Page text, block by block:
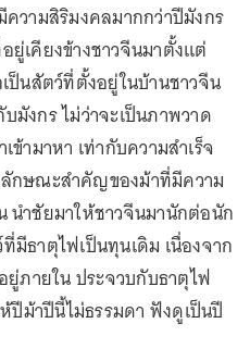
วามสิริมงคลมากกว่าปีมังกร
ยู่เคียงข้างชาวจีนมาตั้งแต่
ป็นสัตว์ที่ตั้งอยู่ในบ้านชาวจีน
มังกร ไม่ว่าจะเป็นภาพวาด
ข้ามาหา เท่ากับความสำเร็จ
กษณะสำคัญของม้าที่มีความ
นำชัยมาให้ชาวจีนมานักต่อนัก
มีธาตุไฟเป็นทุนเดิม เนื่องจาก
ายใน ประจวบกับธาตุไฟ
ม้าปีนี้ไม่ธรรมดา ฟังดูเป็นปี